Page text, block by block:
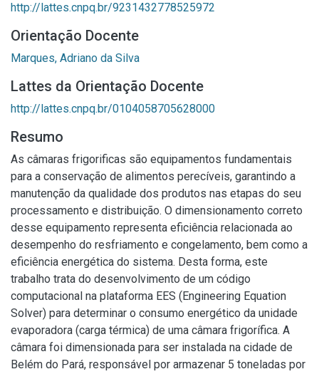
http://lattes.cnpq.br/9231432778525972
Orientação Docente
Marques, Adriano da Silva
Lattes da Orientação Docente
http://lattes.cnpq.br/0104058705628000
Resumo
As câmaras frigorificas são equipamentos fundamentais
para a conservação de alimentos perecíveis, garantindo a
manutenção da qualidade dos produtos nas etapas do seu
processamento e distribuição. O dimensionamento correto
desse equipamento representa eficiência relacionada ao
desempenho do resfriamento e congelamento, bem como a
eficiência energética do sistema. Desta forma, este
trabalho trata do desenvolvimento de um código
computacional na plataforma EES (Engineering Equation
Solver) para determinar o consumo energético da unidade
evaporadora (carga térmica) de uma câmara frigorífica. A
câmara foi dimensionada para ser instalada na cidade de
Belém do Pará, responsável por armazenar 5 toneladas por